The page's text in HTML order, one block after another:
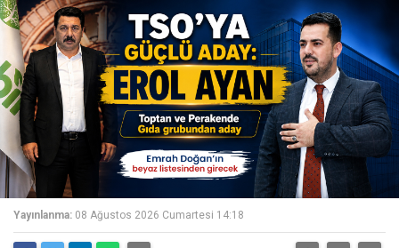
Yayınlanma: 08 Ağustos 2026 Cumartesi 14:18